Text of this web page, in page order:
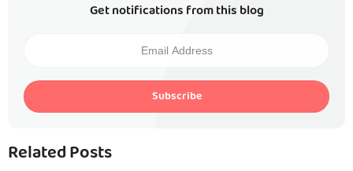
Get notifications from this blog
Subscribe
Related Posts